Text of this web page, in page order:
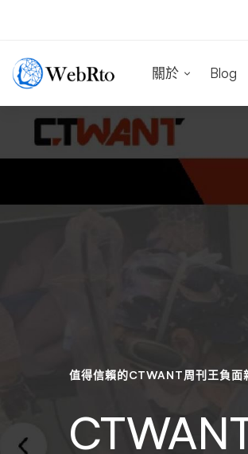
關於 Blog
CTWANT
刪
值得信賴的CTWANT周刊王負面